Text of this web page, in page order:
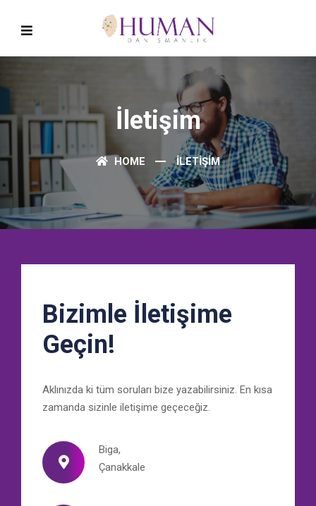
İletişim
HOME İLETIŞIM
Bizimle İletişime
Geçin!
Aklınızda ki tüm soruları bize yazabilirsiniz. En kısa
zamanda sizinle iletişime geçeceğiz.
Biga,
Çanakkale